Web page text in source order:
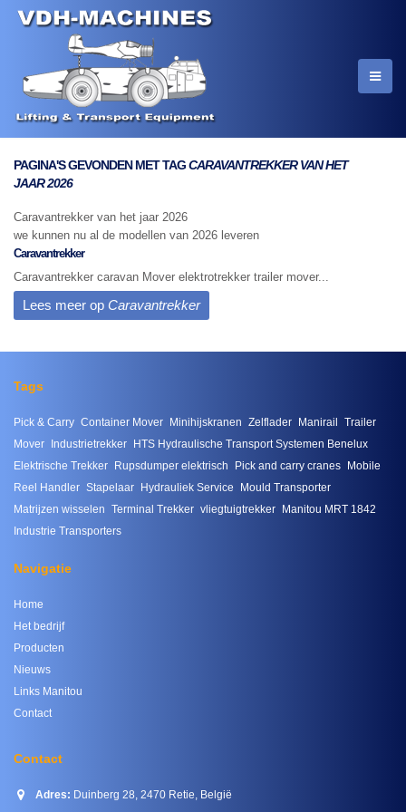
PAGINA'S GEVONDEN MET TAGCARAVANTREKKER VAN HET
JAAR 2026
Caravantrekker van het jaar 2026
we kunnen nu al de modellen van 2026 leveren
Caravantrekker
Caravantrekker caravan Mover elektrotrekker trailer mover...
Lees meer op Caravantrekker
Tags
Pick & Carry Container Mover Minihijskranen Zelflader Manirail
Trailer
Mover
Industrietrekker
HTS Hydraulische Transport Systemen Benelux
Elektrische Trekker
Rupsdumper elektrisch Pick and carry cranes
Mobile
Reel Handler Stapelaar Hydrauliek Service
Mould Transporter
Matrijzen wisselen
Terminal Trekker vliegtuigtrekker
Manitou MRT 1842
Industrie Transporters
Navigatie
Home
Het bedrijf
Producten
Nieuws
Links Manitou
Contact
Contact
Adres: Duinberg 28, 2470 Retie, België